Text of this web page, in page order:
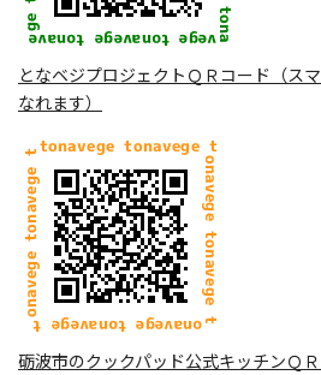
となベジプロジェクトＱＲコード（ス
なれます）
砺波市のクックパッド公式キッチンＱ